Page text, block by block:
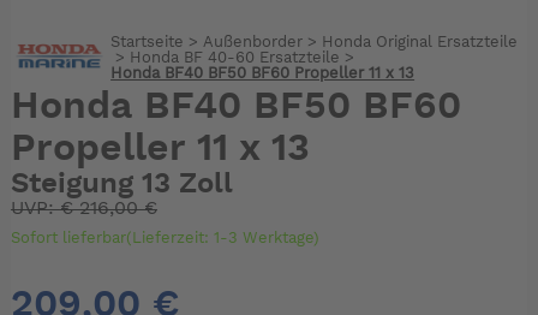
Startseite > Außenborder > Honda Original Ersatzteile
> Honda BF 40-60 Ersatzteile >
Honda BF40 BF50 BF60 Propeller 11 x 13
Honda BF40 BF50 BF60
Propeller 11 x 13
Steigung 13 Zoll
UVP:€216,00 €
Sofort lieferbar(Lieferzeit: 1-3 Werktage)
209,00 €